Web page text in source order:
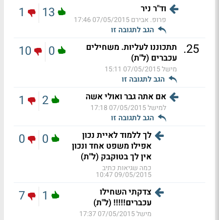
וד"ר ניר
פרופ. אבירם07/05/2015 17:46
הגב לתגובה זו
13
1
25
. תתכוננו לעליות. משחילים
עכברים (ל"ת)
מישל07/05/2015 15:11
הגב לתגובה זו
0
10
אם אתה גבר ואולי אשה
למישל07/05/2015 17:18
הגב לתגובה זו
2
1
לך ללמוד לאיית נכון
אפילו משפט אחד ונכון
אין לך בטוקבק (ל"ת)
כמה שגיאות כתיב
09/05/2015 10:47
0
0
צדקתי השחילו
עכברים!!!!! (ל"ת)
מישל07/05/2015 17:37
1
7